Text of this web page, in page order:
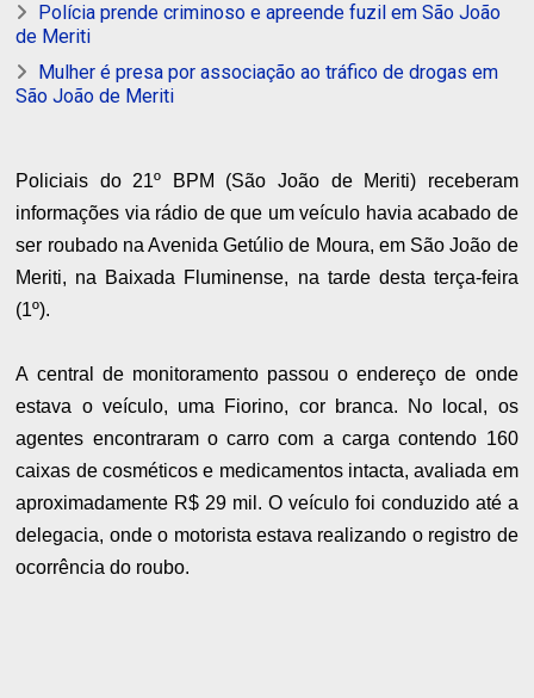
Polícia prende criminoso e apreende fuzil em São João
de Meriti
Mulher é presa por associação ao tráfico de drogas em
São João de Meriti
Policiais do 21º BPM (São João de Meriti) receberam
informações via rádio de que um veículo havia acabado de
ser roubado na Avenida Getúlio de Moura, em São João de
Meriti, na Baixada Fluminense, na tarde desta terça-feira
(1º).
A central de monitoramento passou o endereço de onde
estava o veículo, uma Fiorino, cor branca. No local, os
agentes encontraram o carro com a carga contendo 160
caixas de cosméticos e medicamentos intacta, avaliada em
aproximadamente R$ 29 mil. O veículo foi conduzido até a
delegacia, onde o motorista estava realizando o registro de
ocorrência do roubo.